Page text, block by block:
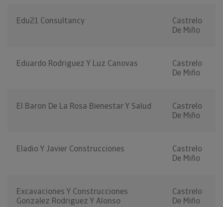
Edu21 Consultancy
Castrelo
De Miño
Eduardo Rodriguez Y Luz Canovas
Castrelo
De Miño
El Baron De La Rosa Bienestar Y Salud
Castrelo
De Miño
Eladio Y Javier Construcciones
Castrelo
De Miño
Excavaciones Y Construcciones
Gonzalez Rodriguez Y Alonso
Castrelo
De Miño